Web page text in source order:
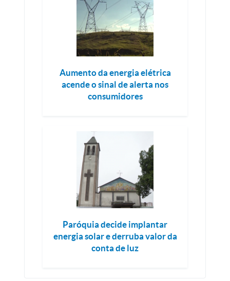
Aumento da energia elétrica
acende o sinal de alerta nos
consumidores
Paróquia decide implantar
energia solar e derruba valor da
conta de luz